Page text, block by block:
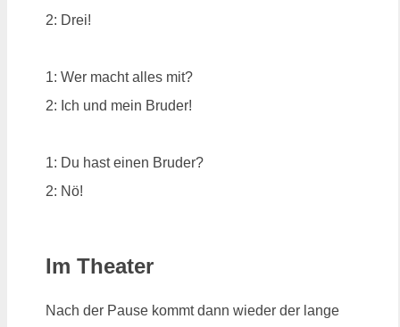
2: Drei!
1: Wer macht alles mit?
2: Ich und mein Bruder!
1: Du hast einen Bruder?
2: Nö!
Im Theater
Nach der Pause kommt dann wieder der lange